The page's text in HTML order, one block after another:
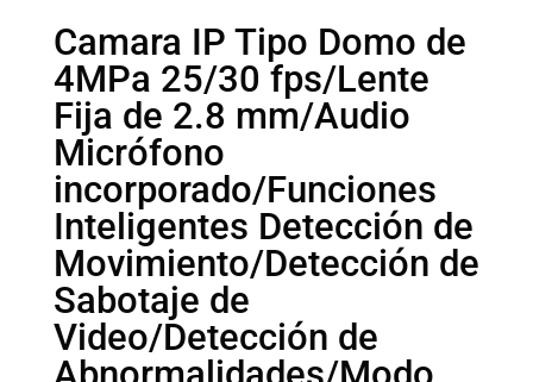
Camara IP Tipo Domo de
4MPa 25/30 fps/Lente
Fija de 2.8 mm/Audio
Micrófono
incorporado/Funciones
Inteligentes Detección de
Movimiento/Detección de
Sabotaje de
Video/Detección de